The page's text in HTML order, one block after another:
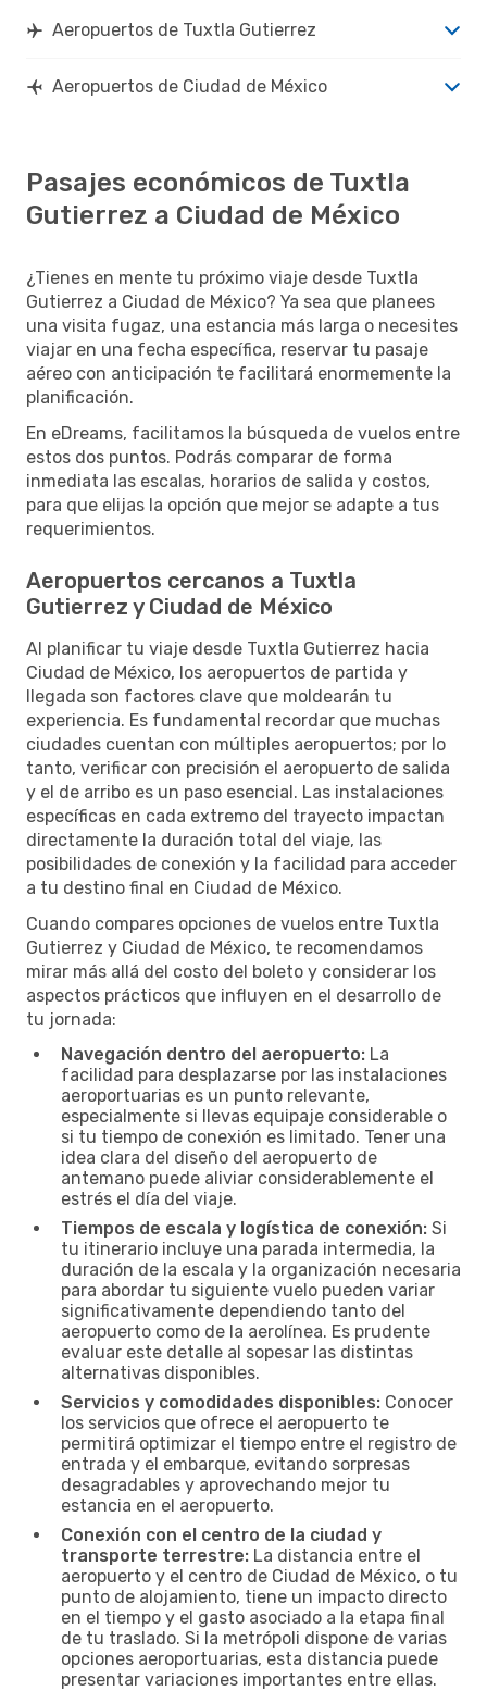
Aeropuertos de Tuxtla Gutierrez
Aeropuertos de Ciudad de México
Pasajes económicos de Tuxtla
Gutierrez a Ciudad de México
¿Tienes en mente tu próximo viaje desde Tuxtla
Gutierrez a Ciudad de México? Ya sea que planees
una visita fugaz, una estancia más larga o necesites
viajar en una fecha específica, reservar tu pasaje
aéreo con anticipación te facilitará enormemente la
planificación.
En eDreams, facilitamos la búsqueda de vuelos entre
estos dos puntos. Podrás comparar de forma
inmediata las escalas, horarios de salida y costos,
para que elijas la opción que mejor se adapte a tus
requerimientos.
Aeropuertos cercanos a Tuxtla
Gutierrez y Ciudad de México
Al planificar tu viaje desde Tuxtla Gutierrez hacia
Ciudad de México, los aeropuertos de partida y
llegada son factores clave que moldearán tu
experiencia. Es fundamental recordar que muchas
ciudades cuentan con múltiples aeropuertos; por lo
tanto, verificar con precisión el aeropuerto de salida
y el de arribo es un paso esencial. Las instalaciones
específicas en cada extremo del trayecto impactan
directamente la duración total del viaje, las
posibilidades de conexión y la facilidad para acceder
a tu destino final en Ciudad de México.
Cuando compares opciones de vuelos entre Tuxtla
Gutierrez y Ciudad de México, te recomendamos
mirar más allá del costo del boleto y considerar los
aspectos prácticos que influyen en el desarrollo de
tu jornada:
Navegación dentro del aeropuerto: La
facilidad para desplazarse por las instalaciones
aeroportuarias es un punto relevante,
especialmente si llevas equipaje considerable o
si tu tiempo de conexión es limitado. Tener una
idea clara del diseño del aeropuerto de
antemano puede aliviar considerablemente el
estrés el día del viaje.
Tiempos de escala y logística de conexión: Si
tu itinerario incluye una parada intermedia, la
duración de la escala y la organización necesaria
para abordar tu siguiente vuelo pueden variar
significativamente dependiendo tanto del
aeropuerto como de la aerolínea. Es prudente
evaluar este detalle al sopesar las distintas
alternativas disponibles.
Servicios y comodidades disponibles: Conocer
los servicios que ofrece el aeropuerto te
permitirá optimizar el tiempo entre el registro de
entrada y el embarque, evitando sorpresas
desagradables y aprovechando mejor tu
estancia en el aeropuerto.
Conexión con el centro de la ciudad y
transporte terrestre: La distancia entre el
aeropuerto y el centro de Ciudad de México, o tu
punto de alojamiento, tiene un impacto directo
en el tiempo y el gasto asociado a la etapa final
de tu traslado. Si la metrópoli dispone de varias
opciones aeroportuarias, esta distancia puede
presentar variaciones importantes entre ellas.